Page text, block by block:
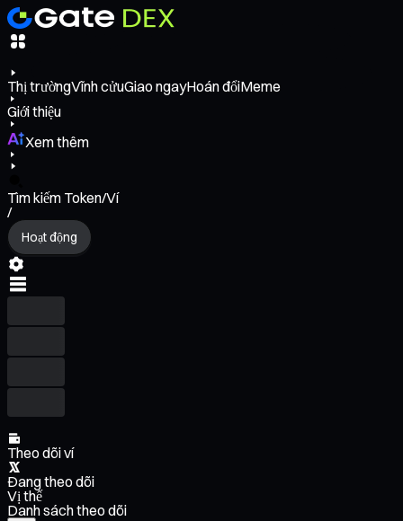
Thị trườngVĩnh cửuGiao ngayHoán đổiMeme
Giới thiệu
Xem thêm
Tìm kiếm Token/Ví
/
Hoạt động
Theo dõi ví
Đang theo dõi
Vị thế
Danh sách theo dõi